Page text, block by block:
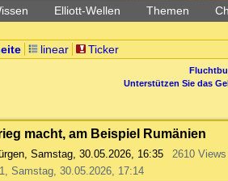
Elliott-Wellen Themen
linear Ticker
Unterstützen Sie das
macht, am Beispiel Rumänien
, Samstag, 30.05.2026, 16:35
2610 Views
Samstag, 30.05.2026, 17:14